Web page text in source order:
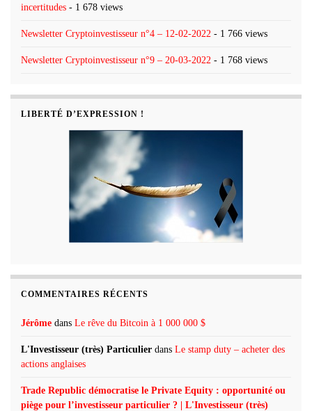
incertitudes - 1 678 views
Newsletter Cryptoinvestisseur n°4 – 12-02-2022 - 1 766 views
Newsletter Cryptoinvestisseur n°9 – 20-03-2022 - 1 768 views
LIBERTÉ D’EXPRESSION !
COMMENTAIRES RÉCENTS
Jérôme dans Le rêve du Bitcoin à 1 000 000 $
L'Investisseur (très) Particulier dans Le stamp duty – acheter des
actions anglaises
Trade Republic démocratise le Private Equity : opportunité ou
piège pour l’investisseur particulier ? | L'Investisseur (très)